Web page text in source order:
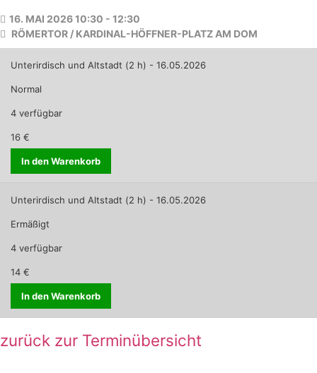
16. MAI 2026 10:30 - 12:30
RÖMERTOR / KARDINAL-HÖFFNER-PLATZ AM DOM
Unterirdisch und Altstadt (2 h) - 16.05.2026
Normal
4 verfügbar
16 €
In den Warenkorb
Unterirdisch und Altstadt (2 h) - 16.05.2026
Ermäßigt
4 verfügbar
14 €
In den Warenkorb
zurück zur Terminübersicht